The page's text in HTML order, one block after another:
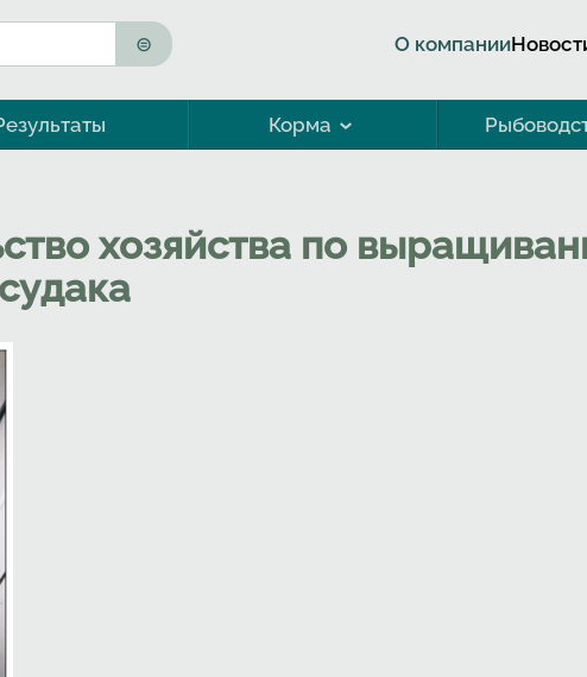
О компании
Корма
хозяйства по
судака